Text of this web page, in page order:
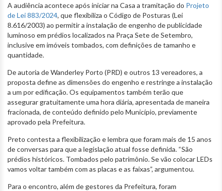
A audiência acontece após iniciar na Casa a tramitação do Projeto
de Lei 883/2024, que flexibiliza o Código de Posturas (Lei
8.616/2003) ao permitir a instalação de engenho de publicidade
luminoso em prédios localizados na Praça Sete de Setembro,
inclusive em imóveis tombados, com definições de tamanho e
quantidade.
De autoria de Wanderley Porto (PRD) e outros 13 vereadores, a
proposta define as dimensões do engenho e restringe a instalação
a um por edificação. Os equipamentos também terão que
assegurar gratuitamente uma hora diária, apresentada de maneira
fracionada, de conteúdo definido pelo Município, previamente
aprovado pela Prefeitura.
Preto contesta a flexibilização e lembra que foram mais de 15 anos
de conversas para que a legislação atual fosse definida. “São
prédios históricos. Tombados pelo patrimônio. Se vão colocar LEDs
vamos voltar também com as placas e as faixas”, argumentou.
Para o encontro, além de gestores da Prefeitura, foram